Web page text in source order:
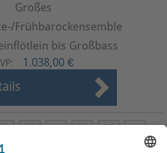
Großes
Frühbarockensemble
bis Großbass
1.038,00 €
9 10 11 12 13
14